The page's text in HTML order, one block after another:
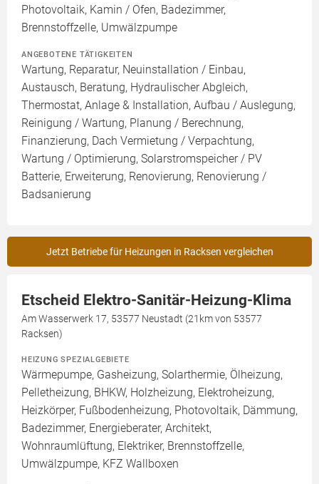
Photovoltaik, Kamin / Ofen, Badezimmer,
Brennstoffzelle, Umwälzpumpe
ANGEBOTENE TÄTIGKEITEN
Wartung, Reparatur, Neuinstallation / Einbau,
Austausch, Beratung, Hydraulischer Abgleich,
Thermostat, Anlage & Installation, Aufbau / Auslegung,
Reinigung / Wartung, Planung / Berechnung,
Finanzierung, Dach Vermietung / Verpachtung,
Wartung / Optimierung, Solarstromspeicher / PV
Batterie, Erweiterung, Renovierung, Renovierung /
Badsanierung
Jetzt Betriebe für Heizungen in Racksen vergleichen
Etscheid Elektro-Sanitär-Heizung-Klima
Am Wasserwerk 17, 53577 Neustadt (21km von 53577
Racksen)
HEIZUNG SPEZIALGEBIETE
Wärmepumpe, Gasheizung, Solarthermie, Ölheizung,
Pelletheizung, BHKW, Holzheizung, Elektroheizung,
Heizkörper, Fußbodenheizung, Photovoltaik, Dämmung,
Badezimmer, Energieberater, Architekt,
Wohnraumlüftung, Elektriker, Brennstoffzelle,
Umwälzpumpe, KFZ Wallboxen